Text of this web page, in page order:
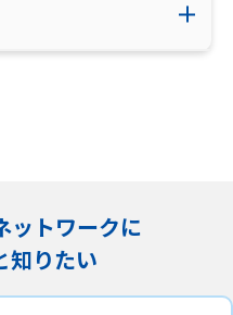
ットワークに
知りたい